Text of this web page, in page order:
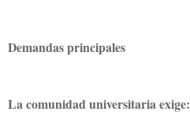
Demandas principales
La comunidad universitaria exige: